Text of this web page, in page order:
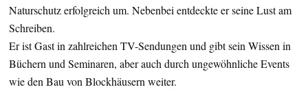
Naturschutz erfolgreich um. Nebenbei entdeckte er seine Lust am
Schreiben.
Er ist Gast in zahlreichen TV-Sendungen und gibt sein Wissen in
Büchern und Seminaren, aber auch durch ungewöhnliche Events
wie den Bau von Blockhäusern weiter.